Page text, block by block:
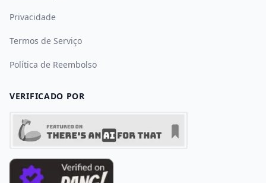
Privacidade
Termos de Serviço
Política de Reembolso
VERIFICADO POR